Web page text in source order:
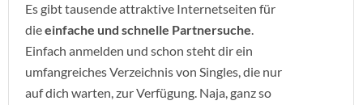
Es gibt tausende attraktive Internetseiten für
dieeinfache und schnelle Partnersuche.
Einfach anmelden und schon steht dir ein
umfangreiches Verzeichnis von Singles, die nur
auf dich warten, zur Verfügung. Naja, ganz so